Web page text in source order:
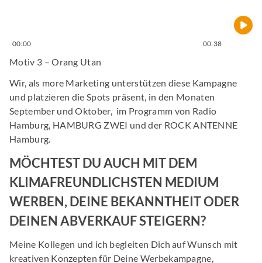
00:00 00:38
Motiv 3 – Orang Utan
Wir, als more Marketing unterstützen diese Kampagne
und platzieren die Spots präsent, in den Monaten
September und Oktober, im Programm von Radio
Hamburg, HAMBURG ZWEI und der ROCK ANTENNE
Hamburg.
MÖCHTEST DU AUCH MIT DEM
KLIMAFREUNDLICHSTEN MEDIUM
WERBEN, DEINE BEKANNTHEIT ODER
DEINEN ABVERKAUF STEIGERN?
Meine Kollegen und ich begleiten Dich auf Wunsch mit
kreativen Konzepten für Deine Werbekampagne,